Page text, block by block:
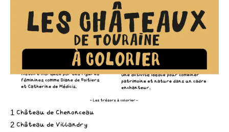
1 Château de Chenonceau
2 Château de Villandry